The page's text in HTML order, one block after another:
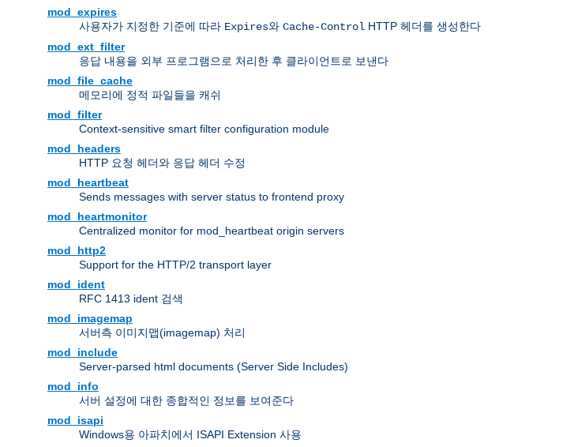
mod_expires
사용자가 지정한 기준에 따라 Expires와 Cache-Control HTTP 헤더를 생성한다
mod_ext_filter
응답 내용을 외부 프로그램으로 처리한 후 클라이언트로 보낸다
mod_file_cache
메모리에 정적 파일들을 캐쉬
mod_filter
Context-sensitive smart filter configuration module
mod_headers
HTTP 요청 헤더와 응답 헤더 수정
mod_heartbeat
Sends messages with server status to frontend proxy
mod_heartmonitor
Centralized monitor for mod_heartbeat origin servers
mod_http2
Support for the HTTP/2 transport layer
mod_ident
RFC 1413 ident 검색
mod_imagemap
서버측 이미지맵(imagemap) 처리
mod_include
Server-parsed html documents (Server Side Includes)
mod_info
서버 설정에 대한 종합적인 정보를 보여준다
mod_isapi
Windows용 아파치에서 ISAPI Extension 사용